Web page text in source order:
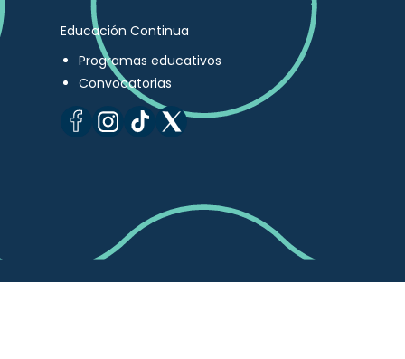
Educación Continua
Programas educativos
Convocatorias